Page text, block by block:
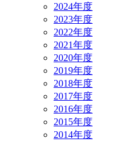
2024年度
2023年度
2022年度
2021年度
2020年度
2019年度
2018年度
2017年度
2016年度
2015年度
2014年度